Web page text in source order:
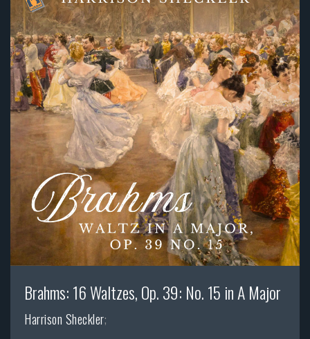
Brahms: 16 Waltzes, Op. 39: No. 15 in A Major
Harrison Sheckler;